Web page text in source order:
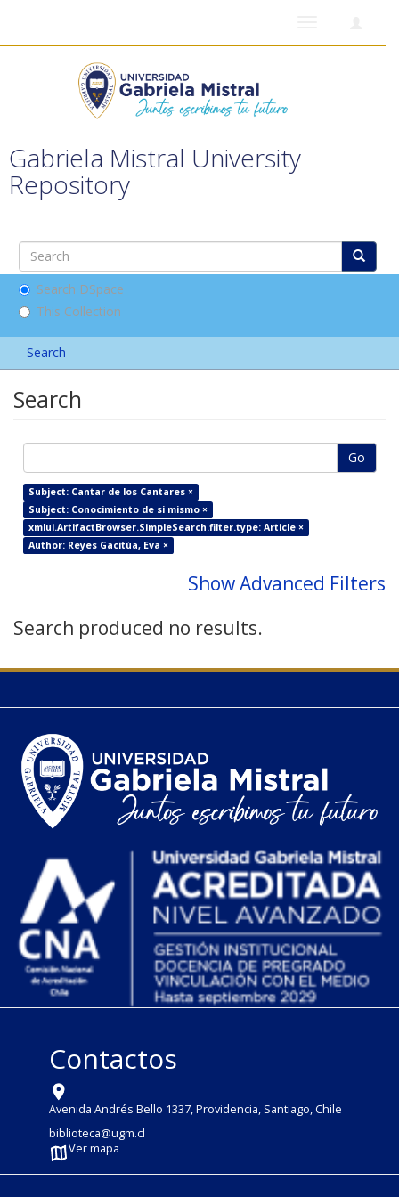
Gabriela Mistral University
Repository
Search DSpace
This Collection
Search
Search
Go
Subject: Cantar de los Cantares ×
Subject: Conocimiento de si mismo ×
xmlui.ArtifactBrowser.SimpleSearch.filter.type: Article ×
Author: Reyes Gacitúa, Eva ×
Show Advanced Filters
Search produced no results.
Contactos
Avenida Andrés Bello 1337, Providencia, Santiago, Chile
biblioteca@ugm.cl
Ver mapa